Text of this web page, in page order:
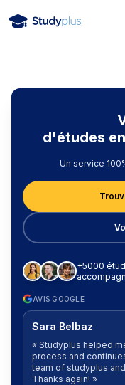
d'études
Un service
+5000
AVIS GOOGLE
Sara Belbaz
« Studyplus helped
process and
team of studyplus
Thanks again! »